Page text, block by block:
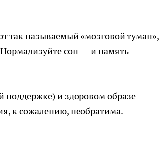
так называемый «мозговой туман»,
сон — и память
поддержке) и здоровом образе
к сожалению, необратима.